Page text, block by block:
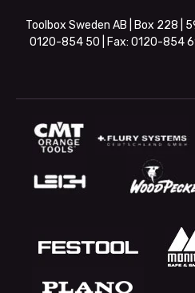
Toolbox Sweden AB | Box 228 |
0120-854 50 | Fax: 0120-854